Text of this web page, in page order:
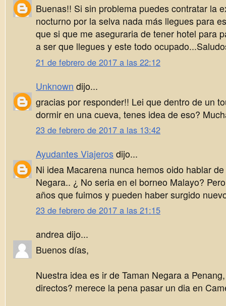
Buenas!! Si sin problema puedes contratar la
nocturno por la selva nada más llegues para
que si que me aseguraria de tener hotel para
a ser que llegues y este todo
21 de febrero de 2017 a las 22:12
Unknown dijo...
gracias por responder!! Lei que dentro de un
dormir en una cueva, tenes idea de eso?
23 de febrero de 2017 a las 13:42
Ayudantes Viajeros dijo...
Ni idea Macarena nunca hemos oido hablar
Negara.. ¿ No seria en el borneo Malayo?
años que fuimos y pueden haber surgido
23 de febrero de 2017 a las 21:15
andrea dijo...
Buenos días,
Nuestra idea es ir de Taman Negara a
directos? merece la pena pasar un dia en